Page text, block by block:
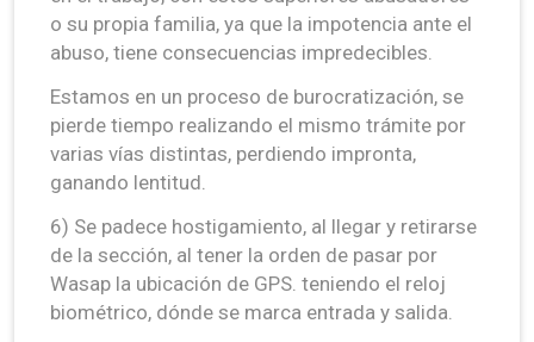
o su propia familia, ya que la impotencia ante el
abuso, tiene consecuencias impredecibles.
Estamos en un proceso de burocratización, se
pierde tiempo realizando el mismo trámite por
varias vías distintas, perdiendo impronta,
ganando lentitud.
6) Se padece hostigamiento, al llegar y retirarse
de la sección, al tener la orden de pasar por
Wasap la ubicación de GPS. teniendo el reloj
biométrico, dónde se marca entrada y salida.